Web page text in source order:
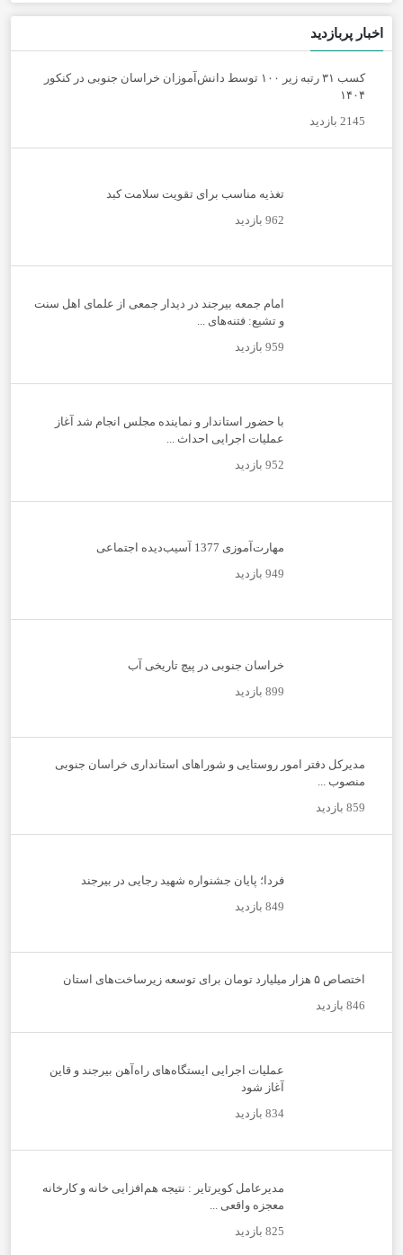
اخبار پربازدید
کسب ۳۱ رتبه زیر ۱۰۰ توسط دانش‌آموزان خراسان جنوبی در کنکور
۱۴۰۴
2145 بازدید
تغذیه مناسب برای تقویت سلامت کبد
962 بازدید
امام جمعه بیرجند در دیدار جمعی از علمای اهل سنت
و تشیع: فتنه‌های ...
959 بازدید
با حضور استاندار و نماینده مجلس انجام شد آغاز
عملیات اجرایی احداث ...
952 بازدید
مهارت‌آموزی 1377 آسیب‌دیده اجتماعی
949 بازدید
خراسان جنوبی در پیچ تاریخی آب
899 بازدید
مدیرکل دفتر امور روستایی و شوراهای استانداری خراسان جنوبی
منصوب ...
859 بازدید
فردا؛ پایان جشنواره شهید رجایی در بیرجند
849 بازدید
اختصاص ۵ هزار میلیارد تومان برای توسعه زیرساخت‌های استان
846 بازدید
عملیات اجرایی ایستگاه‌های راه‌آهن بیرجند و قاین
آغاز شود
834 بازدید
مدیرعامل کویرتایر : نتیجه هم‌افزایی خانه و کارخانه
معجزه واقعی ...
825 بازدید